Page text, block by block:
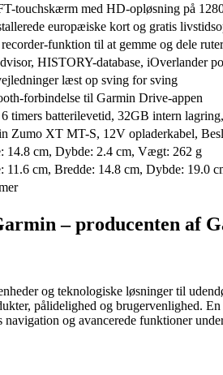
touchskærm med HD-opløsning på
europæiske kort og gratis
funktion til at gemme og dele ruter
HISTORY-database, iOverlander
læst op sving for sving
forbindelse til Garmin Drive-appen
timers batterilevetid, 32GB intern
Zumo XT MT-S, 12V opladerkabel,
14.8 cm, Dybde: 2.4 cm, Vægt: 262 g
11.6 cm, Bredde: 14.8 cm, Dybde: 19.0
– producenten af
og teknologiske løsninger til
pålidelighed og brugervenlighed.
og avancerede funktioner